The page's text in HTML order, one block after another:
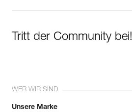
Tritt der Community bei!
WER WIR SIND
Unsere Marke